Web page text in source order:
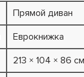
Прямой диван
Еврокнижка
213 × 104 × 86 см